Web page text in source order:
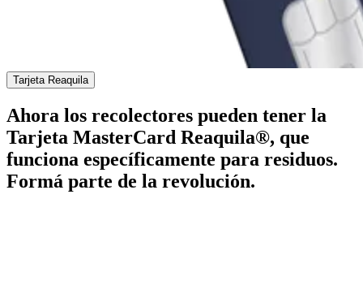
Tarjeta Reaquila
Ahora los recolectores pueden tener la
Tarjeta MasterCard Reaquila®, que
funciona específicamente para residuos.
Formá parte de la revolución.